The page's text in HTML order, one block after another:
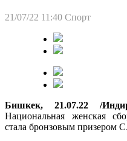
21/07/22 11:40 Спорт
Бишкек, 21.07.22 /
Национальная женская
стала бронзовым призером